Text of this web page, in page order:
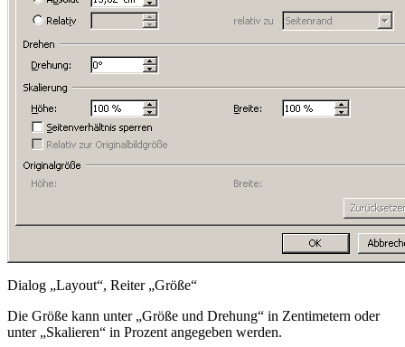
Dialog „Layout“, Reiter „Größe“
Die Größe kann unter „Größe und Drehung“ in Zentimetern oder
unter „Skalieren“ in Prozent angegeben werden.